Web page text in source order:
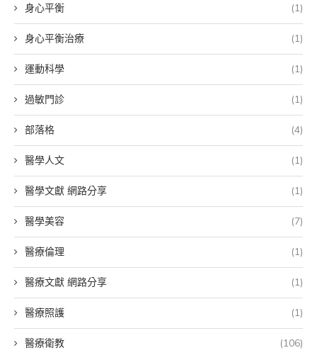
身心平衡 (1)
身心平衡治療 (1)
運動科學 (1)
過敏門診 (1)
部落格 (4)
醫學人文 (1)
醫學文獻 網路分享 (1)
醫學美容 (7)
醫療倫理 (1)
醫療文獻 網路分享 (1)
醫療照護 (1)
醫療衛教 (106)